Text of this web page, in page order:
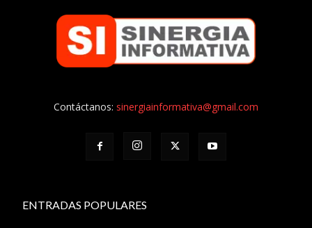
Contáctanos: sinergiainformativa@gmail.com
ENTRADAS POPULARES